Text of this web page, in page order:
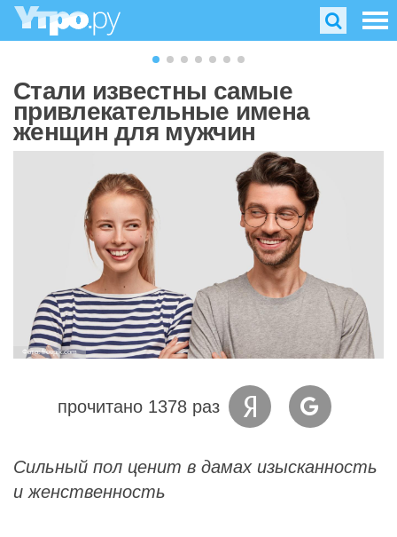
Стали известны самые
привлекательные имена
женщин для мужчин
Фото: freepik.com
прочитано 1378 раз
Сильный пол ценит в дамах изысканность
и женственность